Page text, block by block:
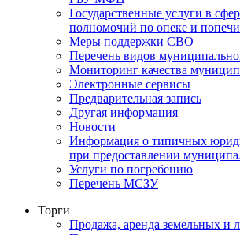
Государственные услуги в
полномочий по опеке и
Меры поддержки СВО
Перечень видов
Мониторинг качества
Электронные сервисы
Предварительная запись
Другая информация
Новости
Информация о типичных
при предоставлении
Услуги по погребению
Перечень МСЗУ
Торги
Продажа, аренда земельных и